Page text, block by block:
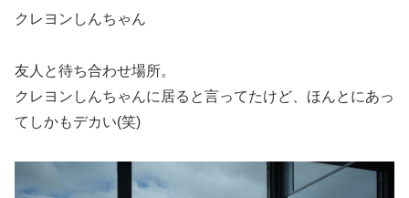
クレヨンしんちゃん
友人と待ち合わせ場所。
クレヨンしんちゃんに居ると言ってたけど、ほんとにあっ
てしかもデカい(笑)